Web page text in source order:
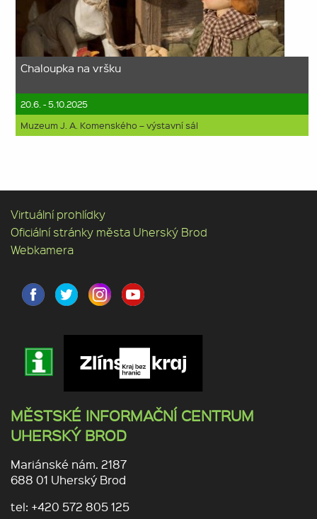
Chaloupka na vršku
20.6. - 5.10.2025
Muzeum J. A. Komenského – výstavní sál
Virtuální prohlídky
Oficiální stránky města Uherský Brod
Webkamera
MĚSTSKÉ INFORMAČNÍ CENTRUM
UHERSKÝ BROD
Mariánské nám. 2187
688 01 Uherský Brod
tel: +420 572 805 125